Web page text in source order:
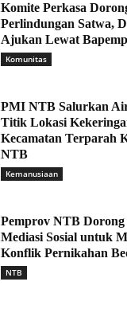
Komite Perkasa
Perlindungan Satwa,
Ajukan Lewat
Komunitas
PMI NTB Salurkan
Titik Lokasi
Kecamatan Terparah
NTB
Kemanusiaan
Pemprov NTB Dorong
Mediasi Sosial untuk
Konflik Pernikahan
NTB